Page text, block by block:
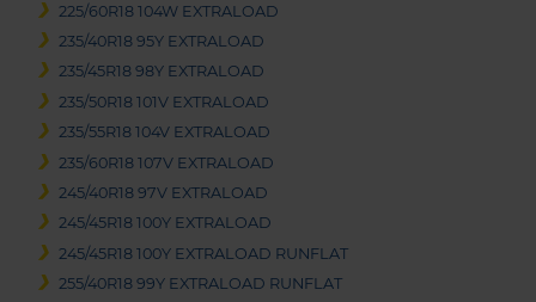
225/60R18 104W EXTRALOAD
235/40R18 95Y EXTRALOAD
235/45R18 98Y EXTRALOAD
235/50R18 101V EXTRALOAD
235/55R18 104V EXTRALOAD
235/60R18 107V EXTRALOAD
245/40R18 97V EXTRALOAD
245/45R18 100Y EXTRALOAD
245/45R18 100Y EXTRALOAD RUNFLAT
255/40R18 99Y EXTRALOAD RUNFLAT